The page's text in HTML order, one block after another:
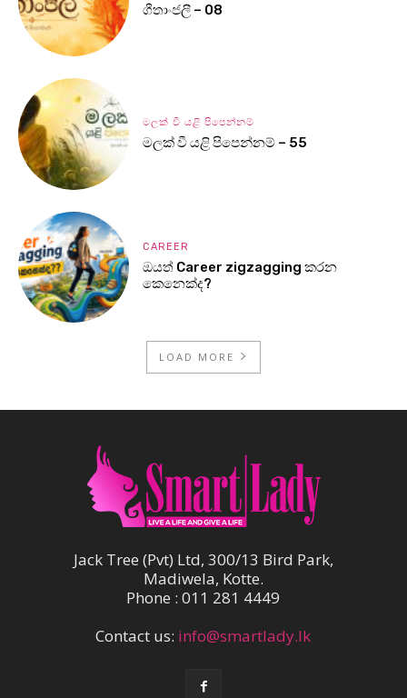
ගීතාංජලී – 08
මලක් වී යළි පිපෙන්නම්
මලක් වී යළි පිපෙන්නම් – 55
CAREER
ඔයත් Career zigzagging කරන
කෙනෙක්ද?
LOAD MORE
Jack Tree (Pvt) Ltd, 300/13 Bird Park,
Madiwela, Kotte.
Phone : 011 281 4449
Contact us: info@smartlady.lk